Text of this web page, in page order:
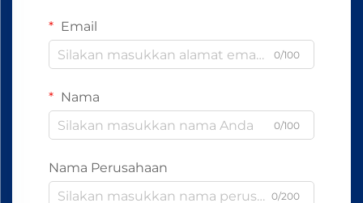
Email
0/100
Nama
0/100
Nama Perusahaan
0/200